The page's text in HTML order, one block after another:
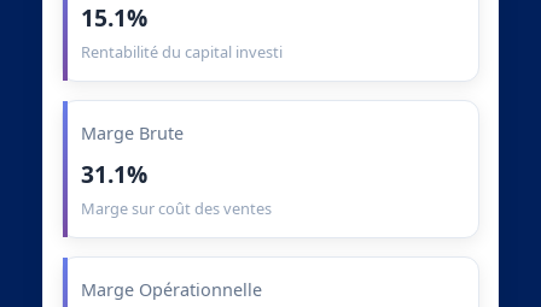
15.1%
Rentabilité du capital investi
Marge Brute
31.1%
Marge sur coût des ventes
Marge Opérationnelle